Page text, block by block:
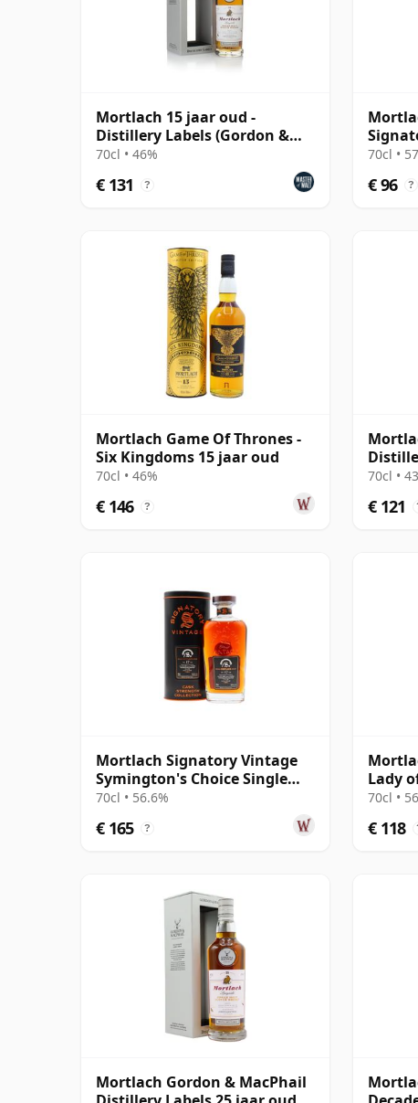
Mortlach 15 jaar oud -
Distillery Labels (Gordon &
MacPhail)
70cl • 46%
€ 131 ?
70cl •
€ 96 ?
Mortlach Game Of Thrones -
Six Kingdoms 15 jaar oud
70cl • 46%
€ 146 ?
70cl •
€ 121
Mortlach Signatory Vintage
Symington's Choice Single
Cask # 2007 17 jaar oud
70cl • 56.6%
€ 165 ?
Lady
70cl •
€ 118
Mortlach Gordon & MacPhail